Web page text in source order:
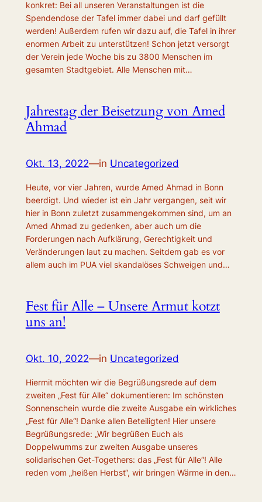
konkret: Bei all unseren Veranstaltungen ist die
Spendendose der Tafel immer dabei und darf gefüllt
werden! Außerdem rufen wir dazu auf, die Tafel in ihrer
enormen Arbeit zu unterstützen! Schon jetzt versorgt
der Verein jede Woche bis zu 3800 Menschen im
gesamten Stadtgebiet. Alle Menschen mit…
Jahrestag der Beisetzung von Amed
Ahmad
Okt. 13, 2022—in Uncategorized
Heute, vor vier Jahren, wurde Amed Ahmad in Bonn
beerdigt. Und wieder ist ein Jahr vergangen, seit wir
hier in Bonn zuletzt zusammengekommen sind, um an
Amed Ahmad zu gedenken, aber auch um die
Forderungen nach Aufklärung, Gerechtigkeit und
Veränderungen laut zu machen. Seitdem gab es vor
allem auch im PUA viel skandalöses Schweigen und…
Fest für Alle – Unsere Armut kotzt
uns an!
Okt. 10, 2022—in Uncategorized
Hiermit möchten wir die Begrüßungsrede auf dem
zweiten „Fest für Alle“ dokumentieren: Im schönsten
Sonnenschein wurde die zweite Ausgabe ein wirkliches
„Fest für Alle“! Danke allen Beteiligten! Hier unsere
Begrüßungsrede: „Wir begrüßen Euch als
Doppelwumms zur zweiten Ausgabe unseres
solidarischen Get-Togethers: das „Fest für Alle“! Alle
reden vom „heißen Herbst“, wir bringen Wärme in den…